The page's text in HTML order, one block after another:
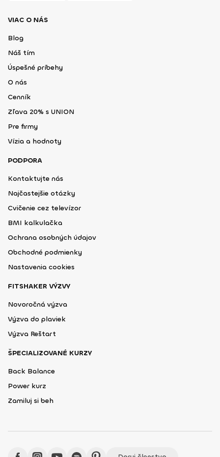
VIAC O NÁS
Blog
Náš tím
Úspešné príbehy
O nás
Cenník
Zľava 20% s UNION
Pre firmy
Vízia a hodnoty
PODPORA
Kontaktujte nás
Najčastejšie otázky
Cvičenie cez televízor
BMI kalkulačka
Ochrana osobných údajov
Obchodné podmienky
Nastavenia cookies
FITSHAKER VÝZVY
Novoročná výzva
Výzva do plaviek
Výzva Reštart
ŠPECIALIZOVANÉ KURZY
Back Balance
Power kurz
Zamiluj si beh